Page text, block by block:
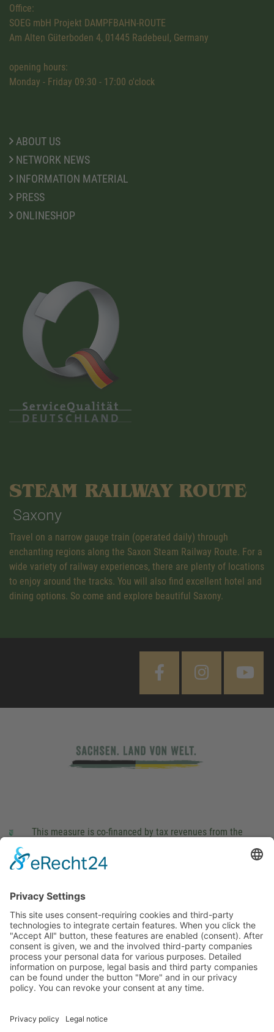
Office:
SOEG mbH Projekt DAMPFBAHN-ROUTE
Am Alten Güterboden 4, 01445 Radebeul, Germany
opening hours:
Monday - Friday 09:30 - 17:00 o'clock
ABOUT US
NETWORK NEWS
INFORMATION MATERIAL
PRESS
ONLINESHOP
STEAM RAILWAY ROUTE
Saxony
Travel on a narrow gauge train (operated daily) through
enchanting regions along the Saxon Steam Railway Route. For a
wide variety of railway experiences, there are plenty of locations
to enjoy around the tracks. You will also find excellent hotel and
dining options. So come and explore beautiful Saxony.
This measure is co-financed by tax revenues from the
Landtag (parliament).
This site uses consent-requiring cookies and third-party
technologies to integrate certain features. When you click the
"Accept All" button, these features are enabled (consent).
After consent is given, we and the involved third-party
companies process your personal data for various purposes.
companies can be found under the button "More" and in our